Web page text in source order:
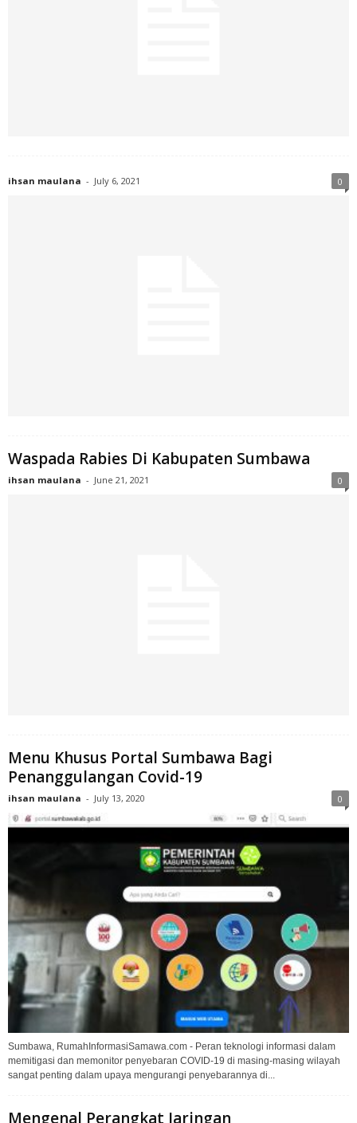
ihsan maulana - July 6, 2021 0
Waspada Rabies Di Kabupaten Sumbawa
ihsan maulana - June 21, 2021 0
Menu Khusus Portal Sumbawa Bagi
Penanggulangan Covid-19
ihsan maulana - July 13, 2020 0
Sumbawa, RumahInformasiSamawa.com - Peran teknologi informasi dalam
memitigasi dan memonitor penyebaran COVID-19 di masing-masing wilayah
sangat penting dalam upaya mengurangi penyebarannya di...
Mengenal Perangkat Jaringan